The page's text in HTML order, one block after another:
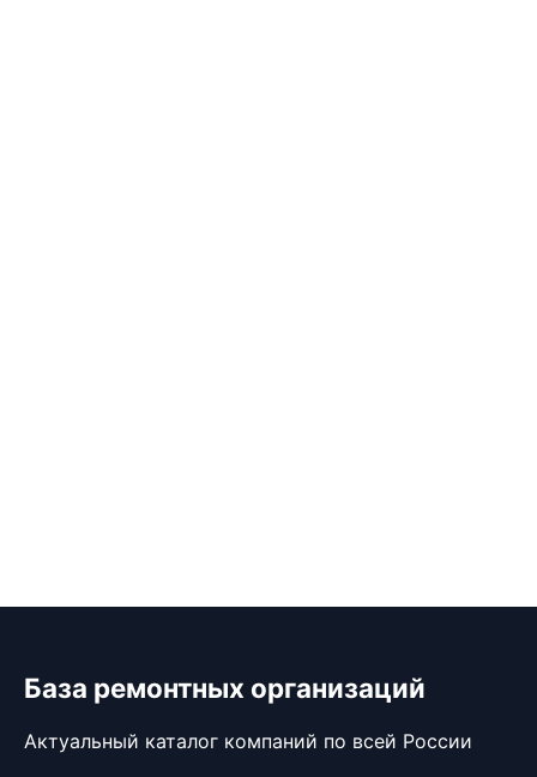
База ремонтных организаций
Актуальный каталог компаний по всей России